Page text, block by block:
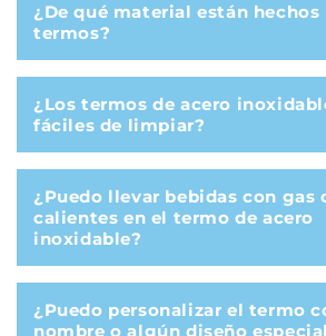
d
e
s
e
g
¿De qué material están hechos
termos?
¿Los termos de acero
fáciles de limpiar?
¿Puedo llevar bebidas con gas
calientes en el termo de acero
inoxidable?
¿Puedo personalizar el termo
nombre o algún diseño